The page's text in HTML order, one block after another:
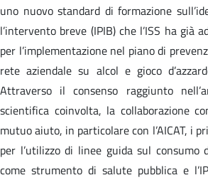
uno nuovo standard di formazione
l’intervento breve (IPIB) che l’ISS ha già
per l’implementazione nel piano di
rete aziendale su alcol e gioco
Attraverso il consenso raggiunto
scientifica coinvolta, la collaborazione
mutuo aiuto, in particolare con l’AICAT, i
per l’utilizzo di linee guida sul consumo
come strumento di salute pubblica e